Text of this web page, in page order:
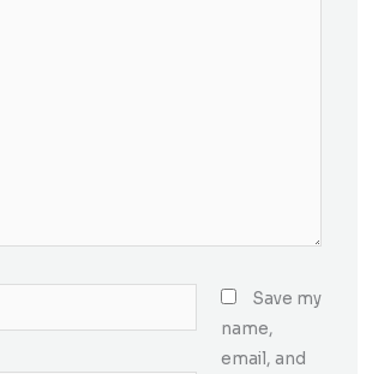
Save my
name,
email, and